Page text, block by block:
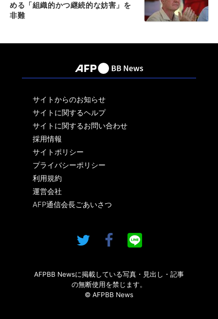
める「組織的かつ継続的な妨害」を
非難
サイトからのお知らせ
サイトに関するヘルプ
サイトに関するお問い合わせ
採用情報
サイトポリシー
プライバシーポリシー
利用規約
運営会社
AFP通信会長ごあいさつ
AFPBB Newsに掲載している写真・見出し・記事
の無断使用を禁じます。
© AFPBB News